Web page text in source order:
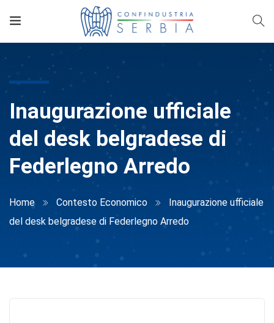
Inaugurazione ufficiale
del desk belgradese di
Federlegno Arredo
Home Contesto Economico
Inaugurazione ufficiale
del desk belgradese di Federlegno Arredo